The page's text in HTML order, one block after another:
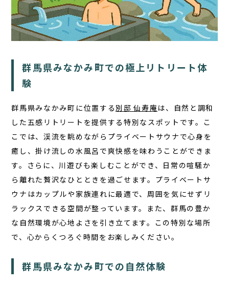
アクティビティ
１日の過ごし方
お問い合わせ
JA
EN
栃木県那須町簑沢563-4旧美野沢小学校
0287-73-5333（9:30～20:00）
群馬県みなかみ町での極上リトリート体
験
群馬県みなかみ町に位置する別邸 仙寿庵 は、自然と調和
した五感リトリートを提供する特別なスポットです。こ
こでは、渓流を眺めながらプライベートサウナで心身を
癒し、掛け流しの水風呂で爽快感を味わうことができま
す。さらに、川遊びも楽しむことができ、日常の喧騒か
ら離れた贅沢なひとときを過ごせます。 プライベートサ
ウナ はカップルや家族連れに最適で、周囲を気にせずリ
ラックスできる空間が整っています。また、群馬の豊か
な自然環境が心地よさを引き立てます。この特別な場所
で、心からくつろぐ時間をお楽しみください。
群馬県みなかみ町での自然体験